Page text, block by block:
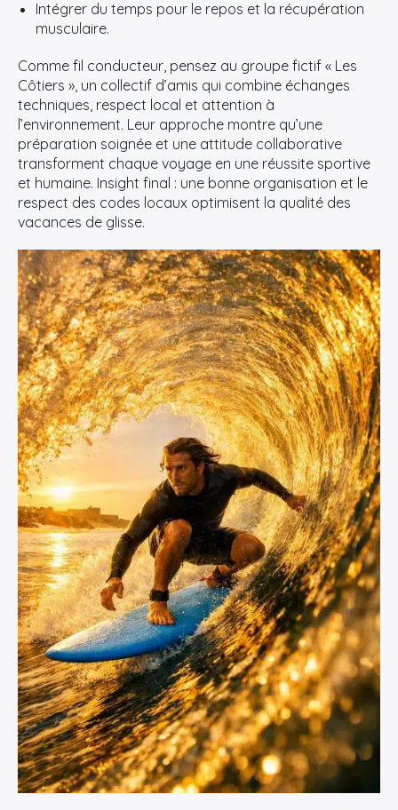
Intégrer du temps pour le repos et la récupération
musculaire.
Comme fil conducteur, pensez au groupe fictif « Les
Côtiers », un collectif d’amis qui combine échanges
techniques, respect local et attention à
l’environnement. Leur approche montre qu’une
préparation soignée et une attitude collaborative
transforment chaque voyage en une réussite sportive
et humaine. Insight final : une bonne organisation et le
respect des codes locaux optimisent la qualité des
vacances de glisse.